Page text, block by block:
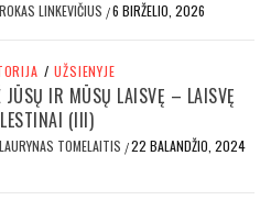
ROKAS LINKEVIČIUS /6 BIRŽELIO, 2026
/ UŽSIENYJE
JŪSŲ IR MŪSŲ LAISVĘ – LAISVĘ
(III)
LAURYNAS TOMELAITIS /22 BALANDŽIO, 2024